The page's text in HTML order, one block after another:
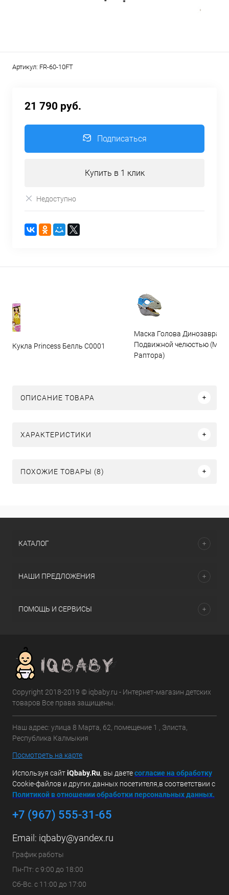
Артикул: FR-60-10FT
21 790 руб.
Подписаться
Купить в 1 клик
Недоступно
Кукла Princess Белль C0001
Маска Голова Динозавра с
Подвижной челюстью
Раптора)
ОПИСАНИЕ ТОВАРА
ХАРАКТЕРИСТИКИ
ПОХОЖИЕ ТОВАРЫ (8)
КАТАЛОГ
НАШИ ПРЕДЛОЖЕНИЯ
ПОМОЩЬ И СЕРВИСЫ
Copyright 2018-2019 © iqbaby.ru - Интернет-магазин детских
товаров Все права защищены.
Наш адрес: улица 8 Марта, 62, помещение 1 , Элиста,
Республика Калмыкия
Посмотреть на карте
Используя сайтiQbaby.Ru, вы даетесогласие на обработку
Cookie-файлов и других данных посетителя,в соответствии с
Политикой в отношении обработки персональных данных.
+7 (967) 555-31-65
Email: iqbaby@yandex.ru
График работы
Пн-Пт: с 9:00 до 18:00
Сб-Вс. с 11:00 до 17:00